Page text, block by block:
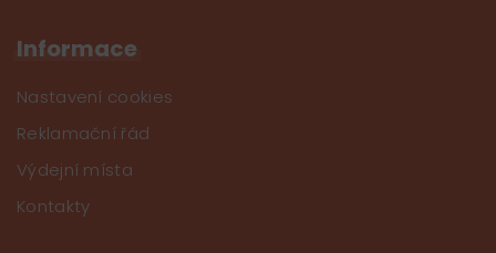
Informace
Nastavení cookies
Reklamační řád
Výdejní místa
Kontakty